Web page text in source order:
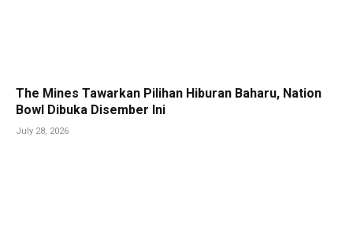
The Mines Tawarkan Pilihan Hiburan Baharu, Nation
Bowl Dibuka Disember Ini
July 28, 2026